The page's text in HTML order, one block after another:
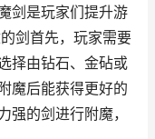
剑是玩家们提升游
剑首先，玩家需要
择由钻石、金砧或
魔后能获得更好的
强的剑进行附魔，